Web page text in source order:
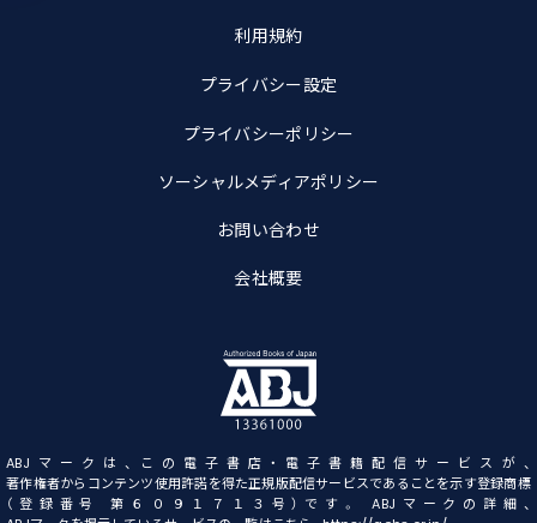
利用規約
プライバシー設定
プライバシーポリシー
ソーシャルメディアポリシー
お問い合わせ
会社概要
ABJマークは、この電子書店・電子書籍配信サービスが、
著作権者からコンテンツ使用許諾を得た正規版配信サービスであることを示す登録商標
（登録番号 第６０９１７１３号）です。 ABJマークの詳細、